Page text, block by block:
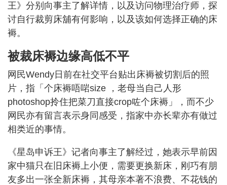
王》分别向事主了解详情，以及访问物理治疗师，探
讨自行裁剪床舖有何影响，以及该如何选择正确的床
褥。
被裁床褥边缘高低不平
网民Wendy日前在社交平台贴出床褥被切割后的照
片，指「个床褥唔啱size ，老母当自己人形
photoshop拎住把菜刀直接crop咗个床褥」，而不少
网民亦有留言表示身同感受，指家中亦长辈亦有做过
相类近的事情。
《星岛申诉王》记者向事主了解经过，她表示早前因
家中猫只在旧床褥上小便，需要更换新床，刚巧有朋
友多出一张全新床褥，其母亲本著不浪费、不花钱的